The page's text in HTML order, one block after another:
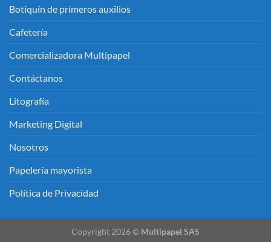
Botiquín de primeros auxilios
Cafetería
Comercializadora Multipapel
Contáctanos
Litografía
Marketing Digital
Nosotros
Papelería mayorista
Política de Privacidad
Copyright 2026 © Multipapel SAS